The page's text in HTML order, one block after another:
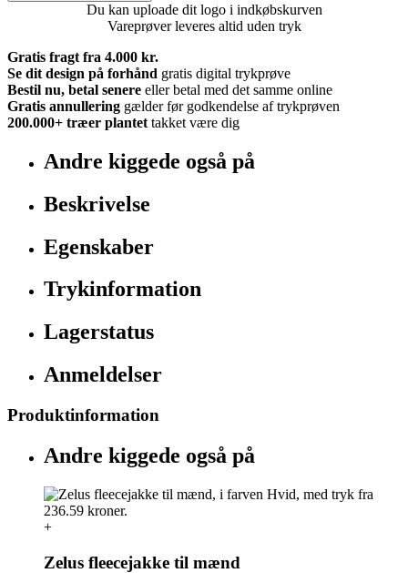
Du kan uploade dit logo i indkøbskurven
Vareprøver leveres altid uden tryk
Gratis fragt fra 4.000 kr.
Se dit design på forhånd gratis digital trykprøve
Bestil nu, betal senere eller betal med det samme online
Gratis annullering gælder før godkendelse af trykprøven
200.000+ træer plantet takket være dig
Andre kiggede også på
Beskrivelse
Egenskaber
Trykinformation
Lagerstatus
Anmeldelser
Produktinformation
Andre kiggede også på
+
Zelus fleecejakke til mænd